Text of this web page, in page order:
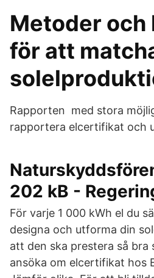
Metoder och
för att
Rapporten med stora
rapportera elcertifikat och
202 kB -
För varje 1 000 kWh el du
designa och utforma din
att den ska prestera så bra
ansöka om elcertifikat hos